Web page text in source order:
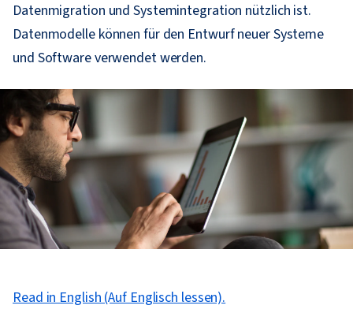
Datenmigration und Systemintegration nützlich ist.
Datenmodelle können für den Entwurf neuer Systeme
und Software verwendet werden.
Read in English (Auf Englisch lessen).